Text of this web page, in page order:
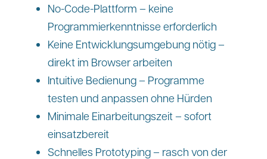
No-Code-Plattform – keine
Programmierkenntnisse erforderlich
Keine Entwicklungsumgebung nötig –
direkt im Browser arbeiten
Intuitive Bedienung – Programme
testen und anpassen ohne Hürden
Minimale Einarbeitungszeit – sofort
einsatzbereit
Schnelles Prototyping – rasch von der